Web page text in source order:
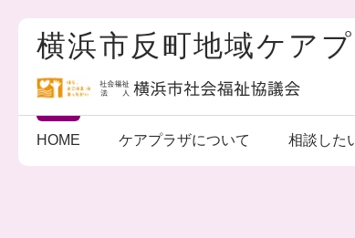
横浜市反町地域ケア
HOME ケアプラザについて 相談した